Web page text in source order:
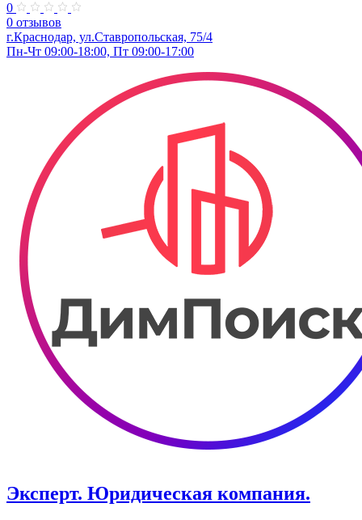
0
0 отзывов
г.Краснодар, ул.Ставропольская, 75/4
Пн-Чт 09:00-18:00, Пт 09:00-17:00
Эксперт. Юридическая компания.